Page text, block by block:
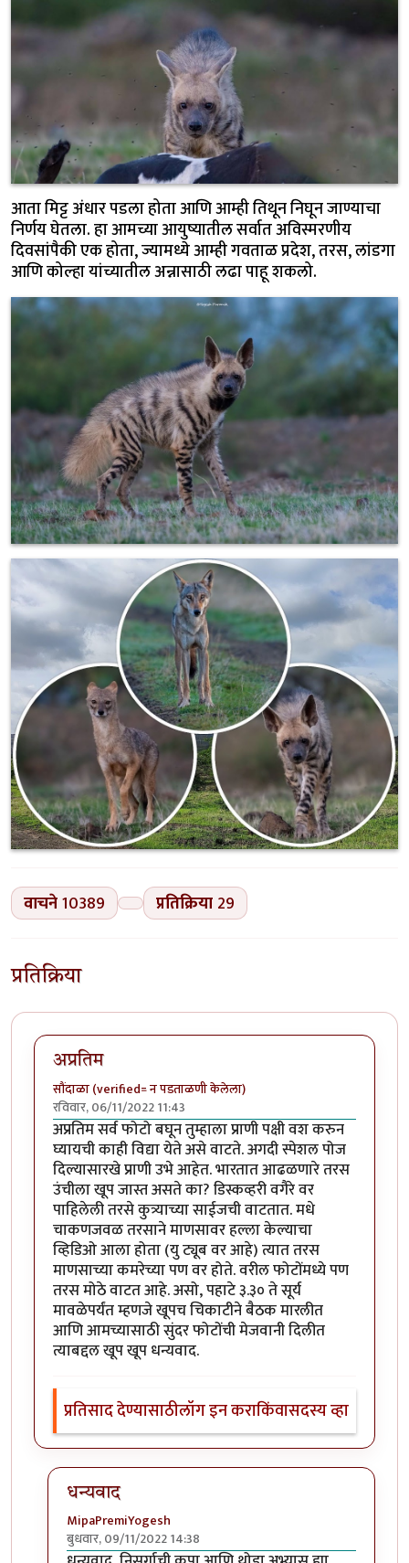
आता मिट्ट अंधार पडला होता आणि आम्ही तिथून निघून जाण्याचा
निर्णय घेतला. हा आमच्या आयुष्यातील सर्वात अविस्मरणीय
दिवसांपैकी एक होता, ज्यामध्ये आम्ही गवताळ प्रदेश, तरस, लांडगा
आणि कोल्हा यांच्यातील अन्नासाठी लढा पाहू शकलो.
वाचने10389 प्रतिक्रिया 29
प्रतिक्रिया
अप्रतिम
सौंदाळा (verified= न पडताळणी केलेला)
रविवार, 06/11/2022 11:43
अप्रतिम सर्व फोटो बघून तुम्हाला प्राणी पक्षी वश करुन
घ्यायची काही विद्या येते असे वाटते. अगदी स्पेशल पोज
दिल्यासारखे प्राणी उभे आहेत. भारतात आढळणारे तरस
उंचीला खूप जास्त असते का? डिस्कव्हरी वगैरे वर
पाहिलेली तरसे कुत्र्याच्या साईजची वाटतात. मधे
चाकणजवळ तरसाने माणसावर हल्ला केल्याचा
व्हिडिओ आला होता (यु ट्यूब वर आहे) त्यात तरस
माणसाच्या कमरेच्या पण वर होते. वरील फोटोंमध्ये पण
तरस मोठे वाटत आहे. असो, पहाटे ३.३० ते सूर्य
मावळेपर्यंत म्हणजे खूपच चिकाटीने बैठक मारलीत
आणि आमच्यासाठी सुंदर फोटोंची मेजवानी दिलीत
त्याबद्दल खूप खूप धन्यवाद.
प्रतिसाद देण्यासाठीलॉग इन कराकिंवासदस्य व्हा
धन्यवाद
MipaPremiYogesh
बुधवार, 09/11/2022 14:38